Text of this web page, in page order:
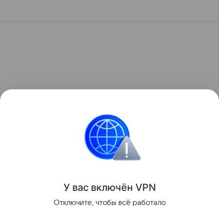
У вас включён VPN
Отключите, чтобы всё работало